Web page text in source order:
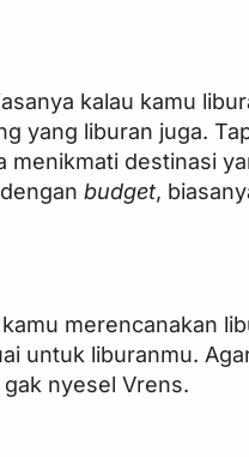
kalau kamu
yang liburan juga.
destinasi
denganbudget,
merencanakan
untuk liburanmu.
nyesel Vrens.